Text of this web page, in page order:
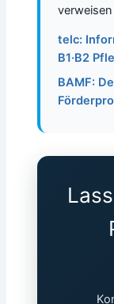
telc:
B1·B2
BAMF: